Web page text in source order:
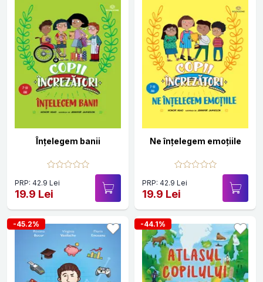
Înțelegem banii
PRP: 42.9 Lei
19.9 Lei
Ne înţelegem emoțiile
PRP: 42.9 Lei
19.9 Lei
-45.2% -44.1%